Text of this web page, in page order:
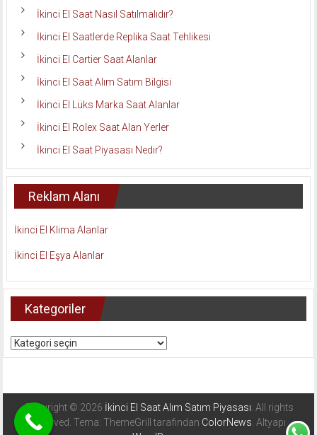
İkinci El Saat Nasıl Satılmalıdır?
İkinci El Saatlerde Replika Saat Tehlikesi
İkinci El Cartier Saat Alanlar
İkinci El Saat Alım Satım Bilgisi
İkinci El Lüks Marka Saat Alanlar
İkinci El Rolex Saat Alan Yerler
İkinci El Saat Piyasası Nedir?
Reklam Alanı
İkinci El Klima Alanlar
İkinci El Eşya Alanlar
Kategoriler
Kategoriler
Copyright © 2026 İkinci El Saat Alım Satım Piyasası. All rights
reserved. Tema: ThemeGrill tarafından ColorNews. Altyapı